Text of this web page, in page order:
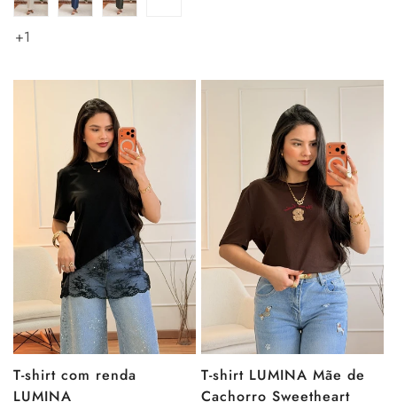
+1
T-shirt com renda
LUMINA
T-shirt LUMINA Mãe de
Cachorro Sweetheart